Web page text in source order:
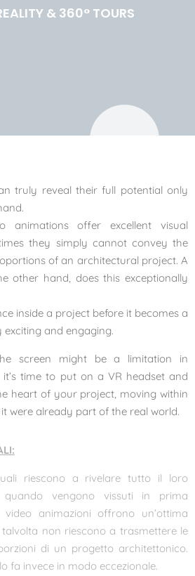
& 360° TOURS
truly reveal their full potential only
animations offer excellent visual
they simply cannot convey the
of an architectural project. A
other hand, does this exceptionally
inside a project before it becomes a
and engaging.
screen might be a limitation in
time to put on a VR headset and
heart of your project, moving within
were already part of the real world.
riescono a rivelare tutto il loro
quando vengono vissuti in prima
animazioni offrono un’ottima
non riescono a trasmettere le
di un progetto architettonico.
fa invece in modo eccezionale.